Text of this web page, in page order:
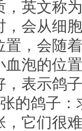
英文称
，会从细
置，会随
血泡的位
，表示鸽
鸽子：
，它们很